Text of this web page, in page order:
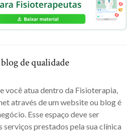
de qualidade
você atua dentro da Fisioterapia,
através de um website ou blog é
Esse espaço deve ser
prestados pela sua clínica